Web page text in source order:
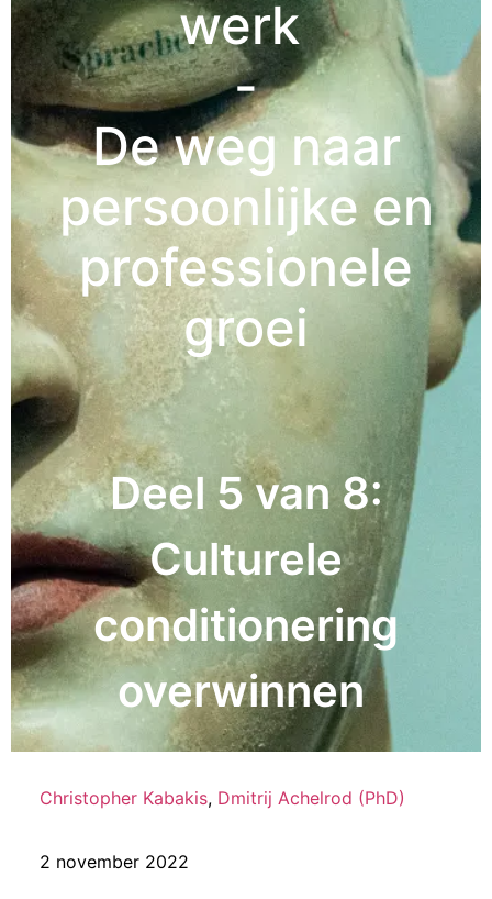
werk
-
De weg naar
persoonlijke en
professionele
groei
Deel 5 van 8:
Culturele
conditionering
overwinnen
Christopher Kabakis, Dmitrij Achelrod (PhD)
2 november 2022